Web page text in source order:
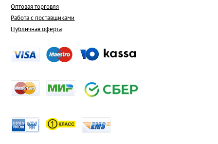
Оптовая торговля
Работа с поставщиками
Публичная оферта